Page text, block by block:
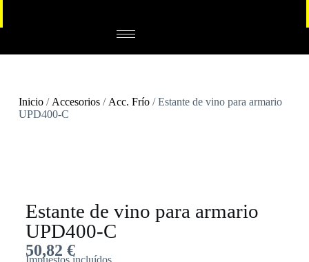
Inicio/ Accesorios/ Acc. Frío/ Estante de vino para armario
UPD400-C
Estante de vino para armario
UPD400-C
50,82 €